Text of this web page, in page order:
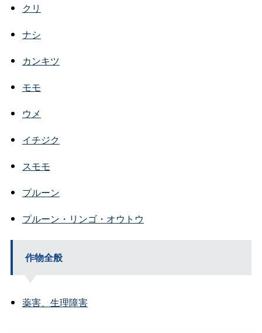
クリ
ナシ
カンキツ
モモ
ウメ
イチジク
スモモ
プルーン
プルーン・リンゴ・オウトウ
作物全般
薬害、生理障害